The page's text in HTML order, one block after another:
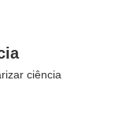
ciência